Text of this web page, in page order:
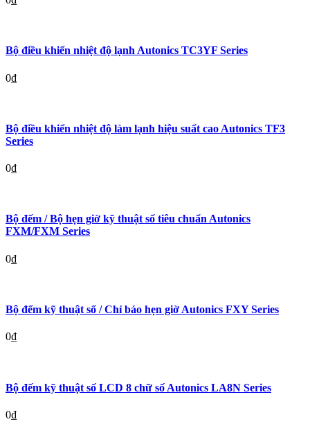
Bộ điều khiển nhiệt độ lạnh Autonics TC3YF Series
0₫
Bộ điều khiển nhiệt độ làm lạnh hiệu suất cao Autonics TF3
Series
0₫
Bộ đếm / Bộ hẹn giờ kỹ thuật số tiêu chuẩn Autonics
FXM/FXM Series
0₫
Bộ đếm kỹ thuật số / Chỉ báo hẹn giờ Autonics FXY Series
0₫
Bộ đếm kỹ thuật số LCD 8 chữ số Autonics LA8N Series
0₫